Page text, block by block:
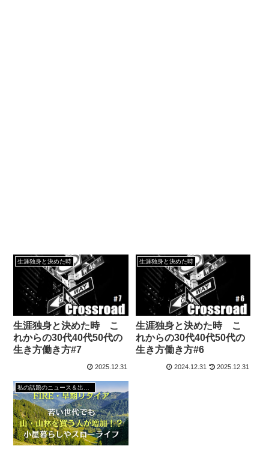
生涯独身と決めた時
生涯独身と決めた時 こ
れからの30代40代50代の
生き方働き方#7
2025.12.31
生涯独身と決めた時
生涯独身と決めた時 こ
れからの30代40代50代の
生き方働き方#6
2024.12.31 2025.12.31